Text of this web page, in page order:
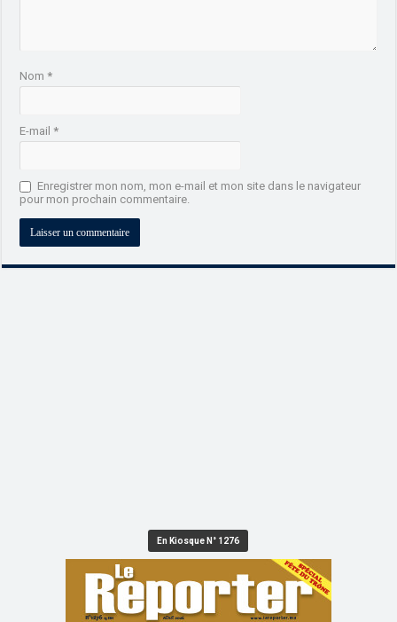
Nom*
E-mail*
Enregistrer mon nom, mon e-mail et mon site dans le navigateur
pour mon prochain commentaire.
En Kiosque N° 1276